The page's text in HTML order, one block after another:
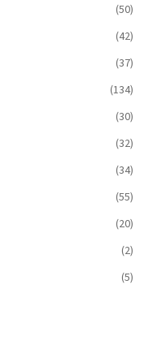
(50)
(42)
(37)
(134)
(30)
(32)
(34)
(55)
(20)
(2)
(5)